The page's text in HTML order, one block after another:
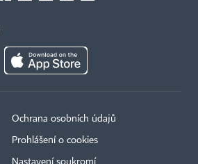
Ochrana osobních údajů
Prohlášení o cookies
Nastavení soukromí